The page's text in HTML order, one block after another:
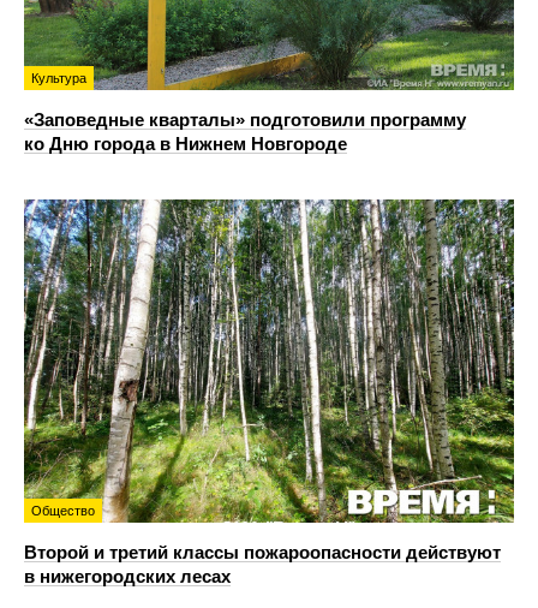
Культура
«Заповедные кварталы» подготовили программу
ко Дню города в Нижнем Новгороде
Общество
Второй и третий классы пожароопасности действуют
в нижегородских лесах